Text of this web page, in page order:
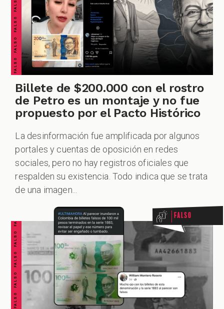
PODCAST
ZOOM
Billete de $200.000 con el rostro
de Petro es un montaje y no fue
propuesto por el Pacto Histórico
La desinformación fue amplificada por algunos
portales y cuentas de oposición en redes
sociales, pero no hay registros oficiales que
respalden su existencia. Todo indica que se trata
de una imagen...
FALSO FALSO FALSO FALSO FALSO FALSO FALSO Falso